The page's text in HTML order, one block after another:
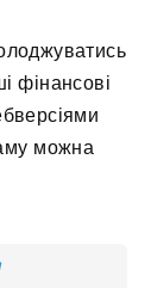
фінансові
можна